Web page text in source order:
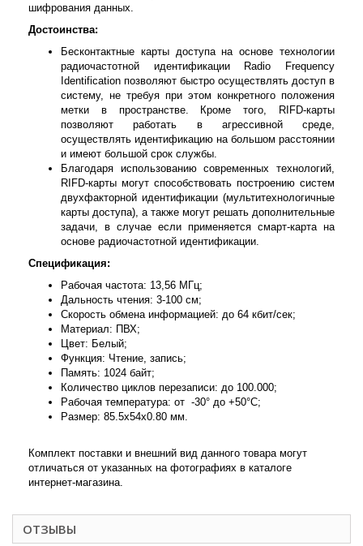
шифрования данных.
Достоинства:
Бесконтактные карты доступа на основе технологии
радиочастотной идентификации Radio Frequency
Identification позволяют быстро осуществлять доступ в
систему, не требуя при этом конкретного положения
метки в пространстве. Кроме того, RIFD-карты
позволяют работать в агрессивной среде,
осуществлять идентификацию на большом расстоянии
и имеют большой срок службы.
Благодаря использованию современных технологий,
RIFD-карты могут способствовать построению систем
двухфакторной идентификации (мультитехнологичные
карты доступа), а также могут решать дополнительные
задачи, в случае если применяется смарт-карта на
основе радиочастотной идентификации.
Спецификация:
Рабочая частота: 13,56 МГц;
Дальность чтения: 3-100 см;
Cкорость обмена информацией: до 64 кбит/сек;
Материал: ПВХ;
Цвет: Белый;
Функция: Чтение, запись;
Память: 1024 байт;
Количество циклов перезаписи: до 100.000;
Рабочая температура: от -30° до +50°С;
Размер: 85.5x54x0.80 мм.
Комплект поставки и внешний вид данного товара могут
отличаться от указанных на фотографиях в каталоге
интернет-магазина.
ОТЗЫВЫ